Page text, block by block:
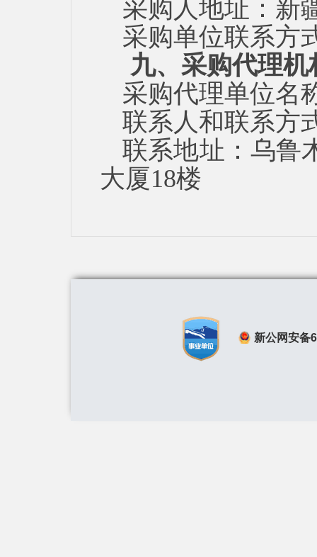
采购人地址：新
采购单位联系方
九、采购代理机
采购代理单位名
联系人和联系方
联系地址： 乌鲁
大厦18楼
新公网安备